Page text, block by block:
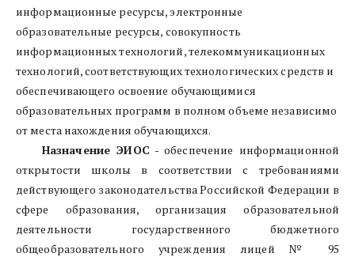
информационные ресурсы, электронные
образовательные ресурсы, совокупность
информационных технологий, телекоммуникационных
технологий, соответствующих технологических средств и
обеспечивающего освоение обучающимися
образовательных программ в полном объеме независимо
от места нахождения обучающихся.
Назначение ЭИОС - обеспечение информационной
открытости школы в соответствии с требованиями
действующего законодательства Российской Федерации в
сфере образования, организация образовательной
деятельности государственного бюджетного
общеобразовательного учреждения лицей № 95